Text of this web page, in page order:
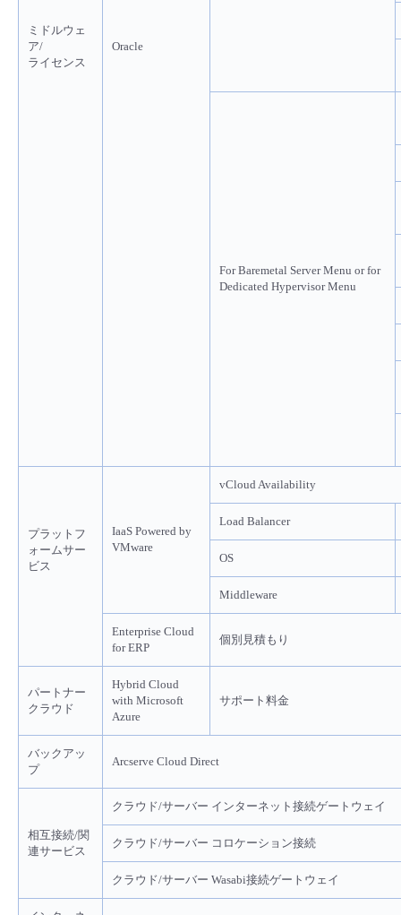
ミドルウェ
ア/
ライセンス
Oracle
For Baremetal Server Menu or for
Dedicated Hypervisor Menu
プラットフ
ォームサー
ビス
IaaS Powered by
VMware
vCloud Availability
Load Balancer
OS
Middleware
Enterprise Cloud
for ERP
個別見積もり
パートナー
クラウド
Hybrid Cloud
with Microsoft
Azure
サポート料金
バックアッ
プ
Arcserve Cloud Direct
相互接続/関
連サービス
クラウド/サーバー インターネット接続ゲートウェイ
クラウド/サーバー コロケーション接続
クラウド/サーバー Wasabi接続ゲートウェイ